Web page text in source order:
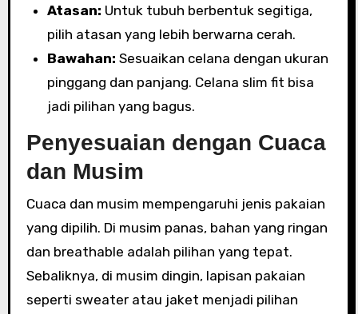
Atasan: Untuk tubuh berbentuk segitiga,
pilih atasan yang lebih berwarna cerah.
Bawahan: Sesuaikan celana dengan ukuran
pinggang dan panjang. Celana slim fit bisa
jadi pilihan yang bagus.
Penyesuaian dengan Cuaca
dan Musim
Cuaca dan musim mempengaruhi jenis pakaian
yang dipilih. Di musim panas, bahan yang ringan
dan breathable adalah pilihan yang tepat.
Sebaliknya, di musim dingin, lapisan pakaian
seperti sweater atau jaket menjadi pilihan